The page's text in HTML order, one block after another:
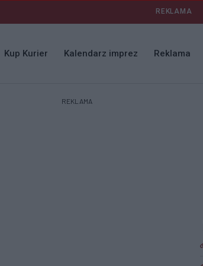
REKLAMA
Kup Kurier Kalendarz imprez Reklama
REKLAMA